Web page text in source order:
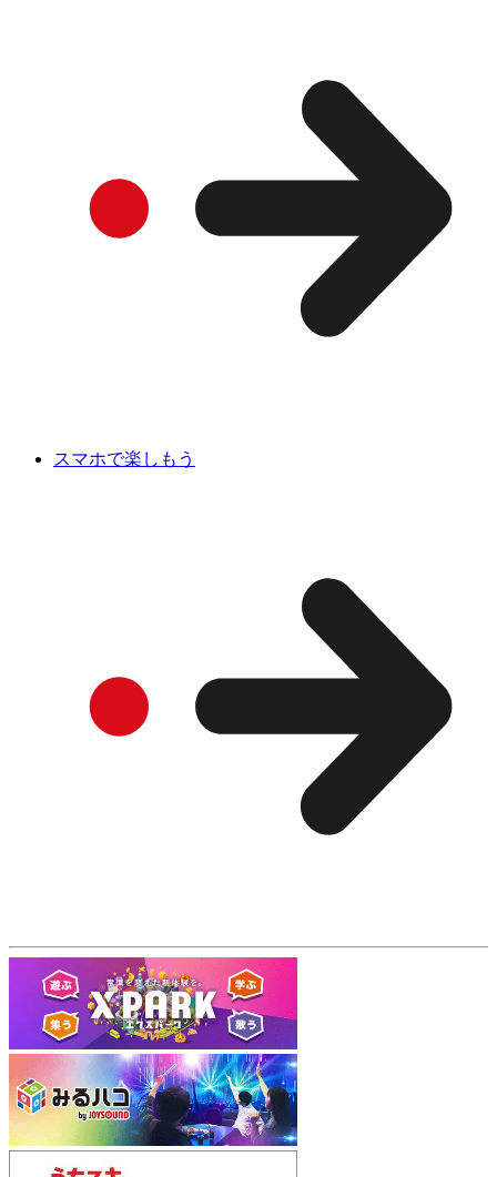
スマホで楽しもう